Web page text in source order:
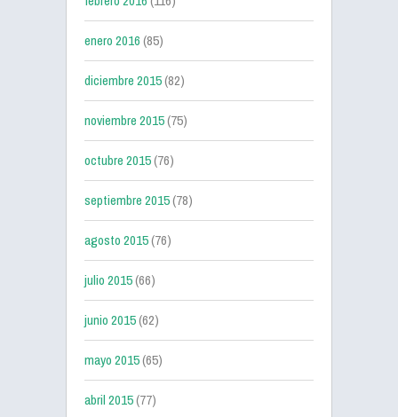
enero 2016(85)
diciembre 2015(82)
noviembre 2015(75)
octubre 2015(76)
septiembre 2015(78)
agosto 2015(76)
julio 2015(66)
junio 2015(62)
mayo 2015(65)
abril 2015(77)